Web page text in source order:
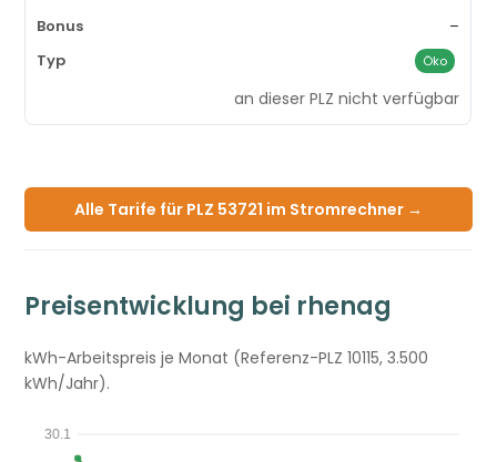
–
Öko
an dieser PLZ nicht verfügbar
Alle Tarife für PLZ 53721 im Stromrechner →
Preisentwicklung bei rhenag
kWh-Arbeitspreis je Monat (Referenz-PLZ 10115, 3.500
kWh/Jahr).